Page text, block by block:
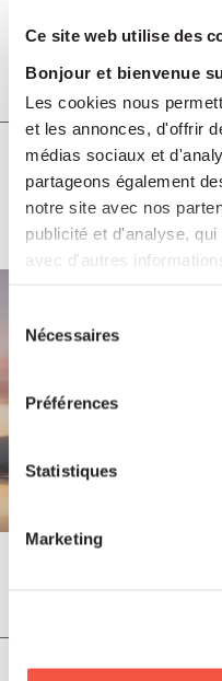
Ce site web utilise des
Bonjour et bienvenue
Les cookies nous
et les annonces, d'offrir
médias sociaux et
partageons également
notre site avec nos
publicité et d'analyse,
avec d'autres
Nécessaires
Préférences
Statistiques
Marketing
Août 2026
Rapport ESG &